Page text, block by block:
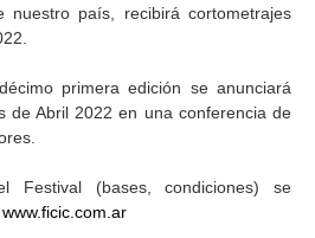
país, recibirá cortometrajes
primera edición se anunciará
de Abril 2022 en una conferencia de
Festival (bases, condiciones) se
www.ficic.com.ar